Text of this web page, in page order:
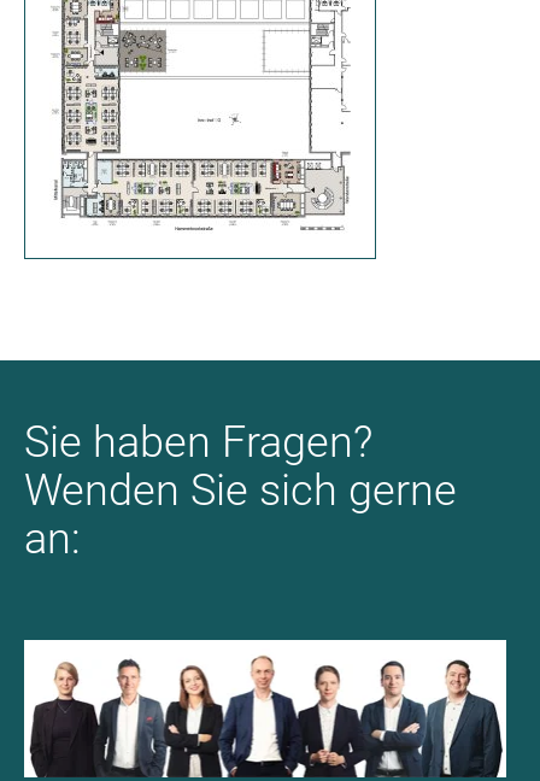
Sie haben Fragen?
Wenden Sie sich gerne
an: